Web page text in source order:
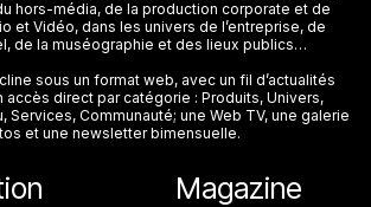
hors-média, de la production corporate et de
et Vidéo, dans les univers de l’entreprise, de
de la muséographie et des lieux publics…
sous un format web, avec un fil d’actualités
accès direct par catégorie : Produits, Univers,
Services, Communauté; une Web TV, une galerie
et une newsletter bimensuelle.
Magazine